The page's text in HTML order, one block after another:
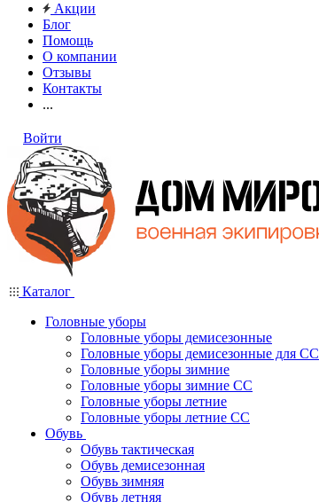
Акции
Блог
Помощь
О компании
Отзывы
Контакты
...
Войти
Каталог
Головные уборы
Головные уборы демисезонные
Головные уборы демисезонные для СС
Головные уборы зимние
Головные уборы зимние СС
Головные уборы летние
Головные уборы летние СС
Обувь
Обувь тактическая
Обувь демисезонная
Обувь зимняя
Обувь летняя